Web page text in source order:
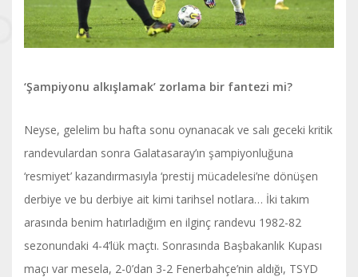
‘Şampiyonu alkışlamak’ zorlama bir fantezi mi?
Neyse, gelelim bu hafta sonu oynanacak ve salı geceki kritik
randevulardan sonra Galatasaray’ın şampiyonluğuna
‘resmiyet’ kazandırmasıyla ‘prestij mücadelesi’ne dönüşen
derbiye ve bu derbiye ait kimi tarihsel notlara… İki takım
arasında benim hatırladığım en ilginç randevu 1982-82
sezonundaki 4-4’lük maçtı. Sonrasında Başbakanlık Kupası
maçı var mesela, 2-0’dan 3-2 Fenerbahçe’nin aldığı, TSYD